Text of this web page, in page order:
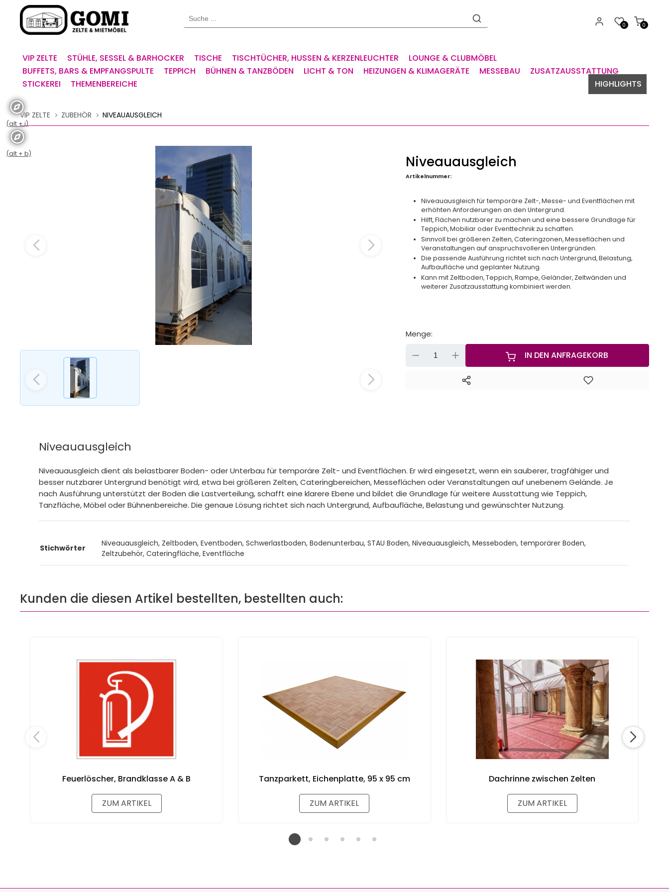
Willkommen.
Verwenden
Barrierefreiheitsmenü
und
ALT
um
Suche
0
0
VIP ZELTE STÜHLE, SESSEL & BARHOCKER TISCHE TISCHTÜCHER, HUSSEN & KERZENLEUCHTER
LOUNGE & CLUBMÖBEL
BUFFETS, BARS & EMPFANGSPULTE
TEPPICH BÜHNEN & TANZBÖDEN LICHT & TON HEIZUNGEN & KLIMAGERÄTE MESSEBAU
ZUSATZAUSSTATTUNG
STICKEREI
THEMENBEREICHE HIGHLIGHTS
VIP ZELTE ZUBEHÖR NIVEAUAUSGLEICH
Niveauausgleich
Artikelnummer:
Niveauausgleich für temporäre Zelt-, Messe- und Eventflächen mit
erhöhten Anforderungen an den Untergrund.
Hilft, Flächen nutzbarer zu machen und eine bessere Grundlage für
Teppich, Mobiliar oder Eventtechnik zu schaffen.
Sinnvoll bei größeren Zelten, Cateringzonen, Messeflächen und
Veranstaltungen auf anspruchsvolleren Untergründen.
Die passende Ausführung richtet sich nach Untergrund, Belastung,
Aufbaufläche und geplanter Nutzung.
Kann mit Zeltboden, Teppich, Rampe, Geländer, Zeltwänden und
weiterer Zusatzausstattung kombiniert werden.
Menge:
IN DEN ANFRAGEKORB
Niveauausgleich
Niveauausgleich dient als belastbarer Boden- oder Unterbau für temporäre Zelt- und Eventflächen. Er wird eingesetzt, wenn ein sauberer, tragfähiger und
besser nutzbarer Untergrund benötigt wird, etwa bei größeren Zelten, Cateringbereichen, Messeflächen oder Veranstaltungen auf unebenem Gelände. Je
nach Ausführung unterstützt der Boden die Lastverteilung, schafft eine klarere Ebene und bildet die Grundlage für weitere Ausstattung wie Teppich,
Tanzfläche, Möbel oder Bühnenbereiche. Die genaue Lösung richtet sich nach Untergrund, Aufbaufläche, Belastung und gewünschter Nutzung.
Stichwörter
Niveauausgleich, Zeltboden, Eventboden, Schwerlastboden, Bodenunterbau, STAU Boden, Niveauausgleich, Messeboden, temporärer Boden,
Zeltzubehör, Cateringfläche, Eventfläche
Kunden die diesen Artikel bestellten, bestellten auch:
Feuerlöscher, Brandklasse A & B
ZUM ARTIKEL
Tanzparkett, Eichenplatte, 95 x 95 cm
ZUM ARTIKEL
Dachrinne zwischen Zelten
ZUM ARTIKEL
(alt + b)
(alt + i)